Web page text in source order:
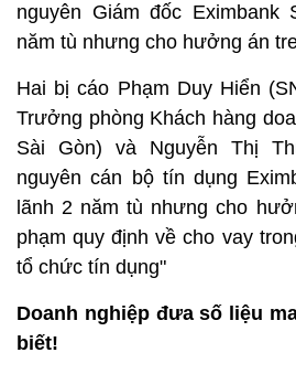
nguyên Giám đốc
năm tù nhưng cho hưởng án
Hai bị cáo Phạm Duy Hiển
Trưởng phòng Khách hàng
Sài Gòn) và Nguyễn Thị
nguyên cán bộ tín dụng
lãnh 2 năm tù nhưng cho
phạm quy định về cho vay
tổ chức tín dụng"
Doanh nghiệp đưa số liệu
biết!